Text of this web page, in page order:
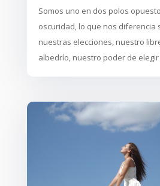
Somos uno en dos polos
oscuridad, lo que nos diferencia
nuestras elecciones, nuestro
albedrío, nuestro poder de elegir